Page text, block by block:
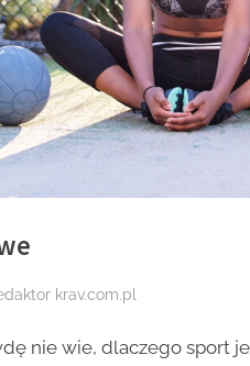
krav.com.pl
nie wie, dlaczego sport